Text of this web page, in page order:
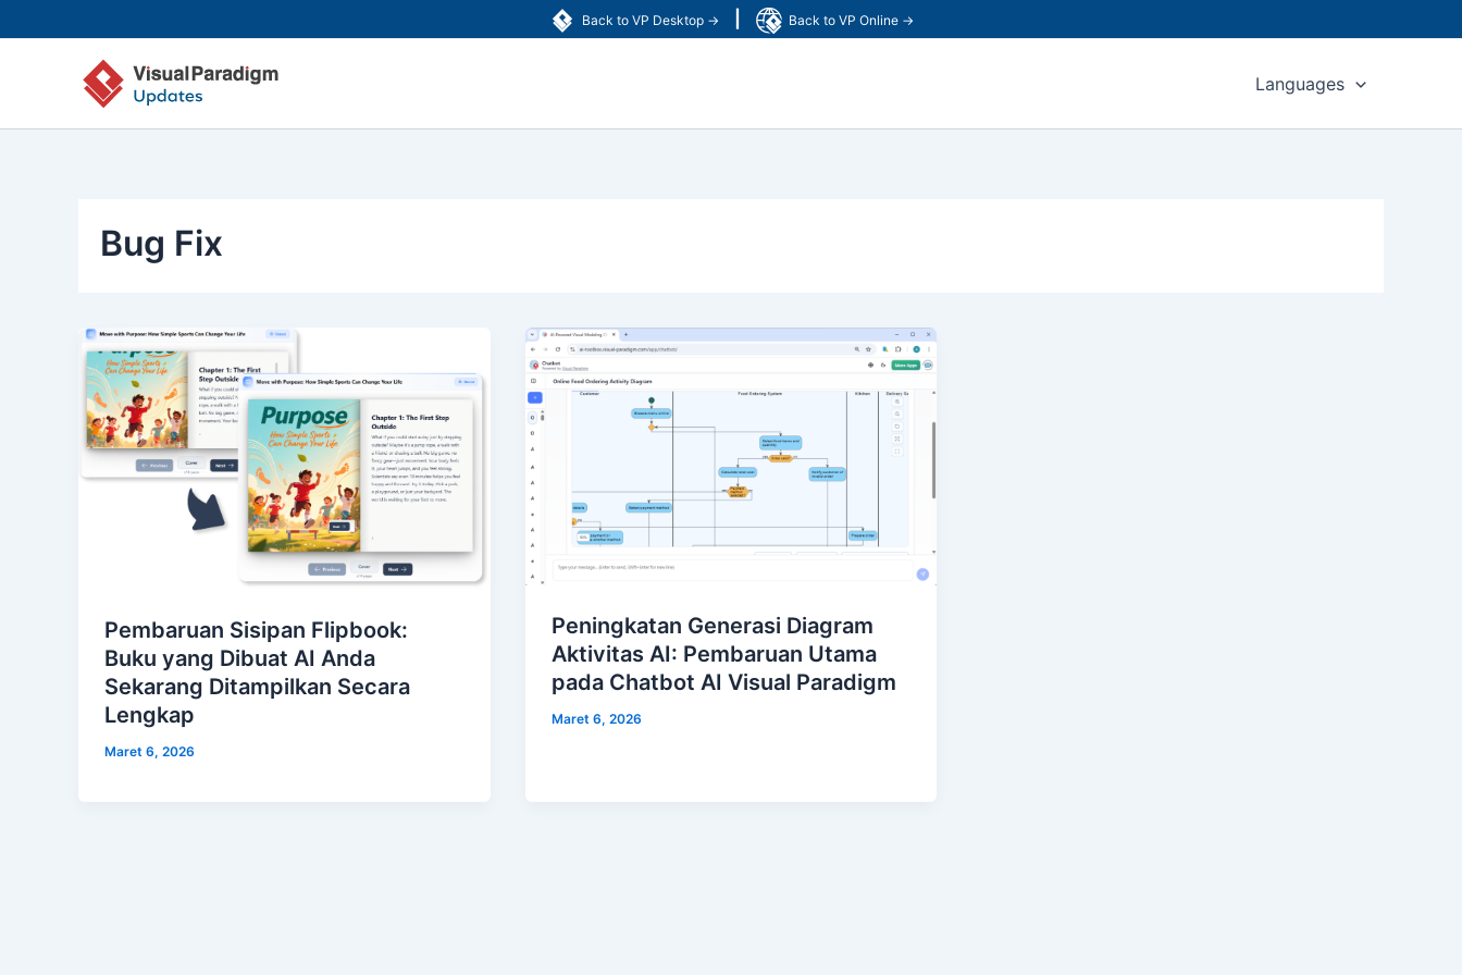
Back to VP Desktop → Back to VP Online →
ke
Languages
Bug Fix
Pembaruan Sisipan Flipbook:
Buku yang Dibuat AI Anda
Sekarang Ditampilkan Secara
Lengkap
Maret 6, 2026
Peningkatan Generasi Diagram
Aktivitas AI: Pembaruan Utama
pada Chatbot AI Visual Paradigm
Maret 6, 2026